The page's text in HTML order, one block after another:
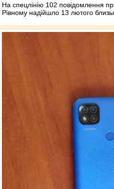
На спецлінію 102 повідомлення
Рівному надійшло 13 лютого